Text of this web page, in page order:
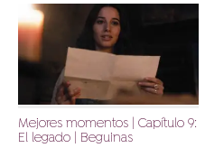
Mejores momentos | Capítulo 9:
El legado | Beguinas